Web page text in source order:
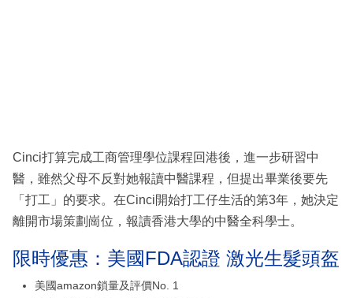
Cinci打算完成工商管理學位課程回港後，進一步研習中
醫，雖然父母不反對她報讀中醫課程，但提出畢業後要先
「打工」的要求。在Cinci開始打工仔生活的第3年，她決定
離開市場策劃崗位，報讀香港大學的中醫全科學士。
限時優惠：美國FDA認證 激光生髮頭盔
美國amazon鎖量及評價No. 1